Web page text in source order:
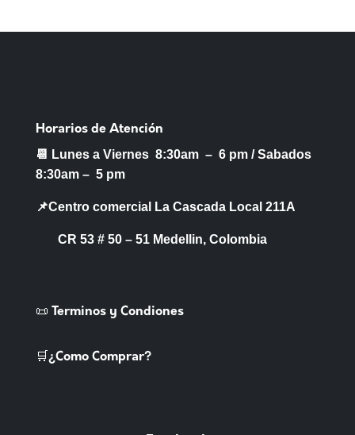
Horarios de Atención
📆 Lunes a Viernes 8:30am – 6 pm /Sabados
8:30am – 5 pm
📌Centro comercial La Cascada Local 211A
CR 53 # 50 – 51 Medellin, Colombia
📜 Terminos y Condiones
🛒¿Como Comprar?